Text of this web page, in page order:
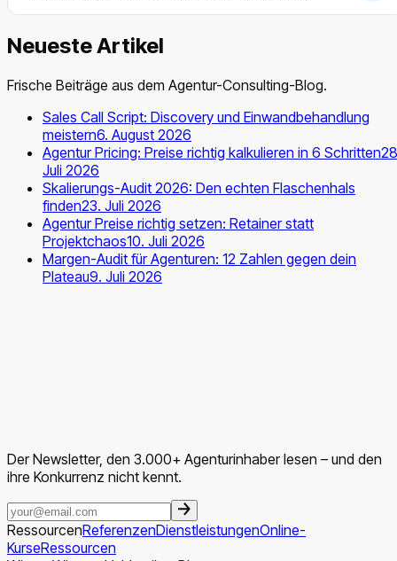
Neueste Artikel
Frische Beiträge aus dem Agentur-Consulting-Blog.
Sales Call Script: Discovery und Einwandbehandlung
meistern6. August 2026
Agentur Pricing: Preise richtig kalkulieren in 6 Schritten
Juli 2026
Skalierungs-Audit 2026: Den echten Flaschenhals
finden23. Juli 2026
Agentur Preise richtig setzen: Retainer statt
Projektchaos10. Juli 2026
Margen-Audit für Agenturen: 12 Zahlen gegen dein
Plateau9. Juli 2026
Der Newsletter, den 3.000+ Agenturinhaber lesen – und den
ihre Konkurrenz nicht kennt.
RessourcenReferenzenDienstleistungenOnline-
KurseRessourcen